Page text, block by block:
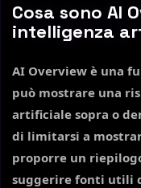
Cosa sono AI
intelligenza
AI Overview è una
può mostrare una
artificiale sopra o
di limitarsi a
proporre un
suggerire fonti utili